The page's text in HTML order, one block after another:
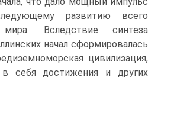
развитию все­го
мира. Вследствие синтеза
начал сформирова­лась
цивилизация,
себя достижения и других